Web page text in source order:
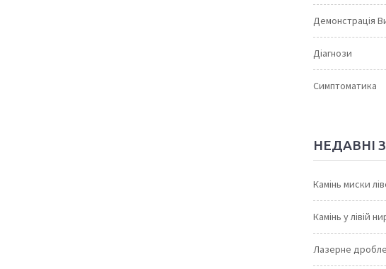
Демонстрація
Діагнози
Симптоматика
НЕДАВНІ
Камінь миски
Камінь у лівій
Лазерне